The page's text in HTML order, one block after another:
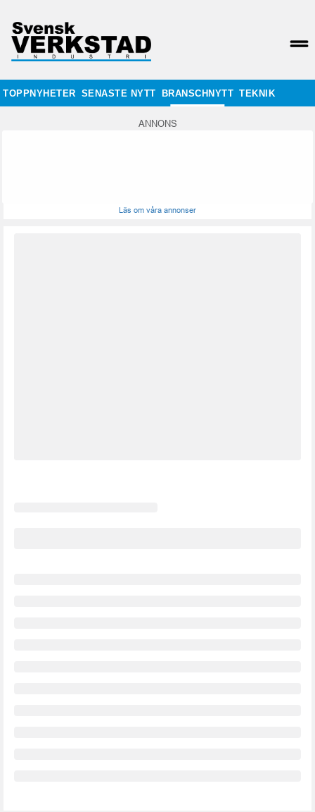
TOPPNYHETER SENASTE NYTT BRANSCHNYTT TEKNIK
ANNONS
Läs om våra annonser